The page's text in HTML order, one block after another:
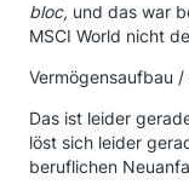
bloc, und das war
MSCI World nicht
Vermögensaufbau
Das ist leider
löst sich leider
beruflichen